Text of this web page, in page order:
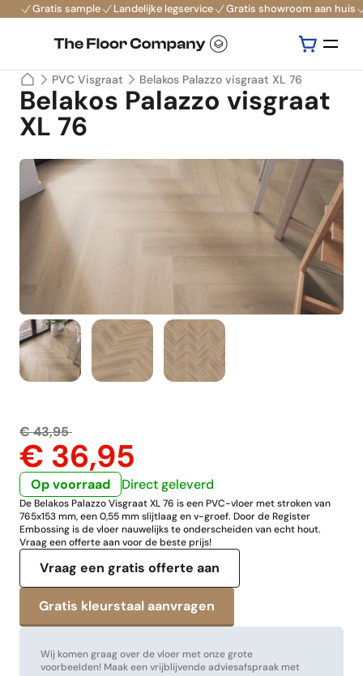
Gratis sample Landelijke legservice Gratis showroom aan huis
PVC Visgraat Belakos Palazzo visgraat XL 76
Belakos Palazzo visgraat
XL 76
€ 36,95
€ 43,95
Op voorraad Direct geleverd
De Belakos Palazzo Visgraat XL 76 is een PVC-vloer met stroken van
765x153 mm, een 0,55 mm slijtlaag en v-groef. Door de Register
Embossing is de vloer nauwelijks te onderscheiden van echt hout.
Vraag een offerte aan voor de beste prijs!
Vraag een gratis offerte aan
Wij komen graag over de vloer met onze grote
voorbeelden! Maak een vrijblijvende adviesafspraak met